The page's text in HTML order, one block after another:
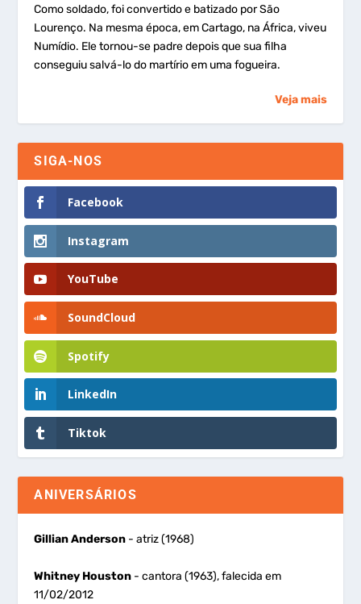
Como soldado, foi convertido e batizado por São
Lourenço. Na mesma época, em Cartago, na África, viveu
Numídio. Ele tornou-se padre depois que sua filha
conseguiu salvá-lo do martírio em uma fogueira.
Veja mais
SIGA-NOS
Facebook
Instagram
YouTube
SoundCloud
Spotify
LinkedIn
Tiktok
ANIVERSÁRIOS
Gillian Anderson - atriz (1968)
Whitney Houston - cantora (1963), falecida em
11/02/2012